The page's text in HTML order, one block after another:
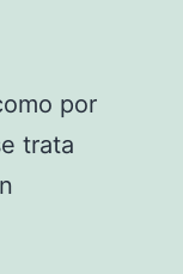
por
trata